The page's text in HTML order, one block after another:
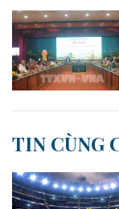
TIN CÙNG